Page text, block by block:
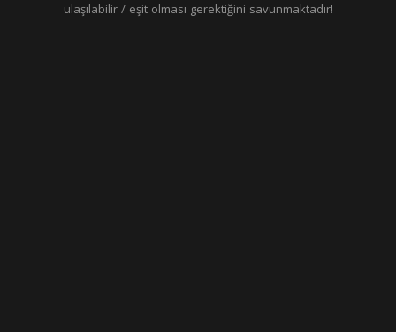
ulaşılabilir / eşit olması gerektiğini savunmaktadır!